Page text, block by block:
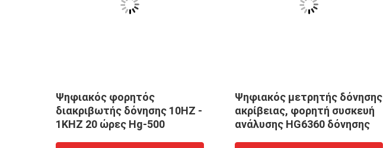
Ψηφιακός φορητός
διακριβωτής δόνησης 10HZ -
1KHZ 20 ώρες Hg-500
Ψηφιακός μετρητής δόνησης
ακρίβειας, φορητή συσκευή
ανάλυσης HG6360 δόνησης